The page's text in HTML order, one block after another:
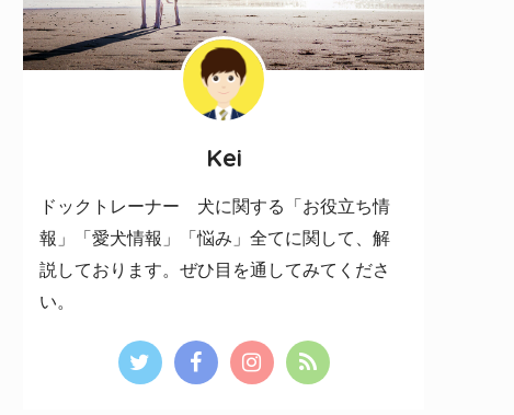
Kei
ドックトレーナー 犬に関する「お役立ち情
報」「愛犬情報」「悩み」全てに関して、解
説しております。ぜひ目を通してみてくださ
い。